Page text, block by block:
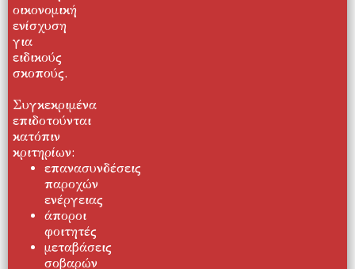
οικονομική
ενίσχυση
για
ειδικούς
σκοπούς.
Συγκεκριμένα
επιδοτούνται
κατόπιν
κριτηρίων:
επανασυνδέσεις
παροχών
ενέργειας
άποροι
φοιτητές
μεταβάσεις
σοβαρών